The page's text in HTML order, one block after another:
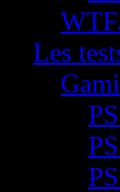
Les